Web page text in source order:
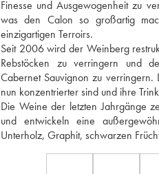
Finesse und Ausgewogenheit zu
was den Calon so großartig
einzigartigen Terroirs.
Seit 2006 wird der Weinberg
Rebstöcken zu verringern und
Cabernet Sauvignon zu
nun konzentrierter sind und ihre
Die Weine der letzten Jahrgänge
und entwickeln eine
Unterholz, Graphit, schwarzen